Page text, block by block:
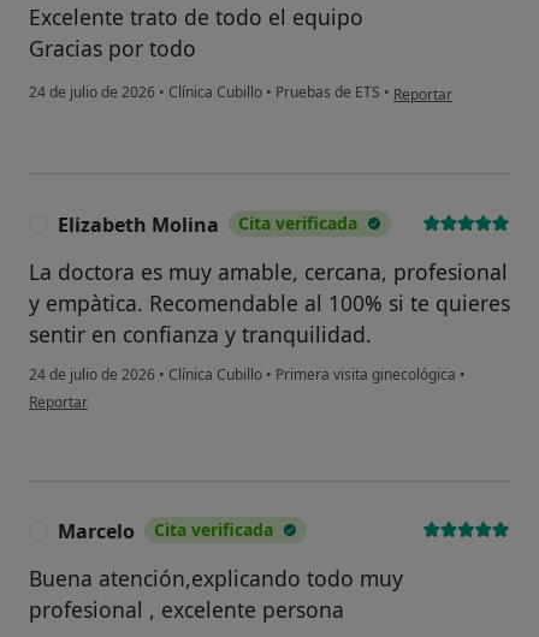
Excelente trato de todo el equipo
Gracias por todo
24 de julio de 2026 • Clínica Cubillo • Pruebas de ETS • en opinión del
Reportar
Elizabeth Molina Cita verificada
La doctora es muy amable, cercana, profesional
y empàtica. Recomendable al 100% si te quieres
sentir en confianza y tranquilidad.
24 de julio de 2026 • Clínica Cubillo • Primera visita ginecológica •
en opinión del usuario Elizabeth Molina
Reportar
Marcelo Cita verificada
Buena atención,explicando todo muy
profesional , excelente persona
o chatbot de IA para hablar
sobre un tema emocional o
psicológico?
Sí, varias veces